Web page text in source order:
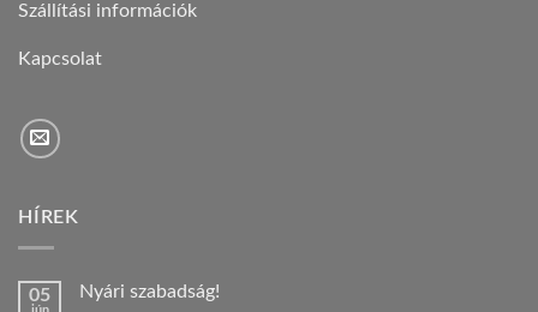
Szállítási információk
Kapcsolat
HÍREK
05 Nyári szabadság!